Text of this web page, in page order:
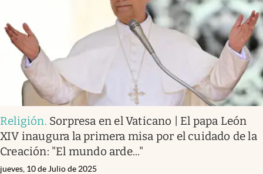
Religión. Sorpresa en el Vaticano | El papa León
XIV inaugura la primera misa por el cuidado de la
Creación: "El mundo arde..."
jueves, 10 de Julio de 2025